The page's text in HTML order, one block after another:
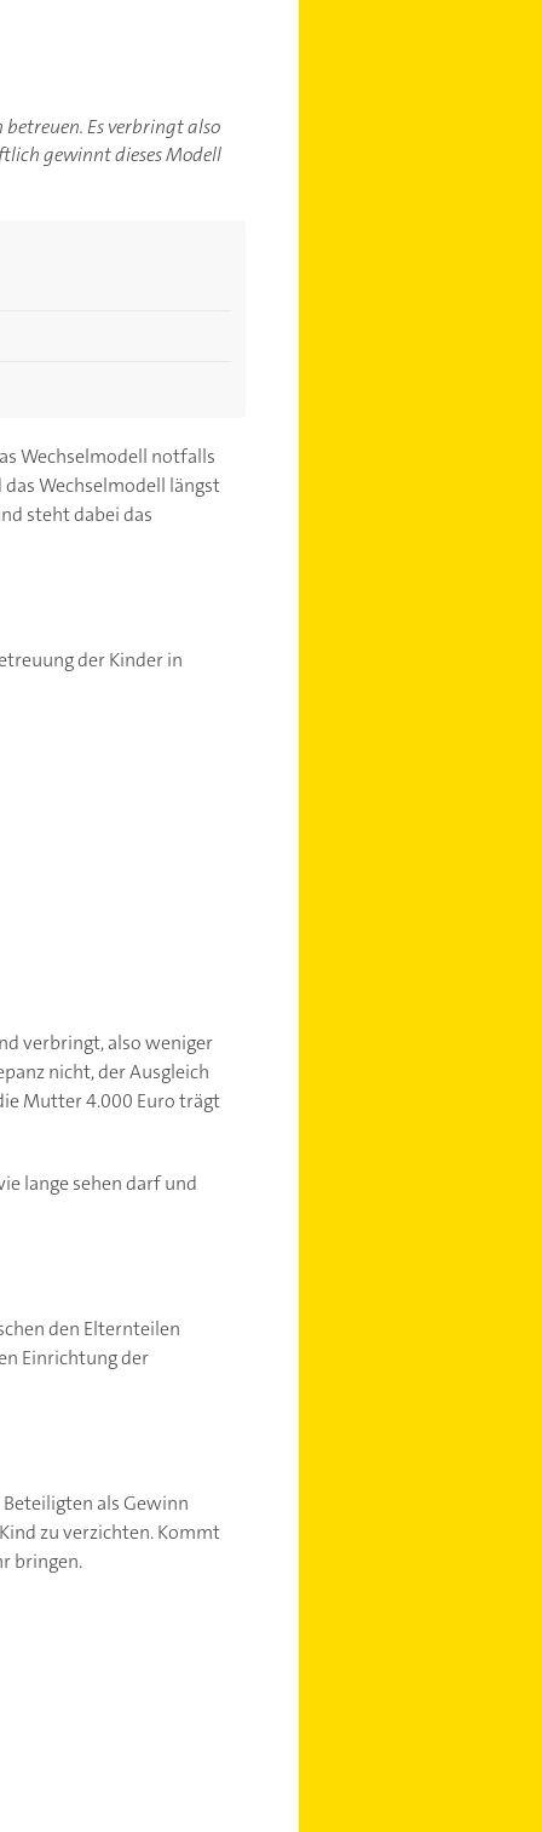
betreuen. Es verbringt also
gewinnt dieses Modell
Wechselmodell notfalls
Wechselmodell längst
steht dabei das
der Kinder in
verbringt, also weniger
nicht, der Ausgleich
Mutter 4.000 Euro trägt
lange sehen darf und
den Elternteilen
Einrichtung der
als Gewinn
zu verzichten. Kommt
bringen.